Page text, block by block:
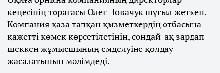
кеңесінің төрағасы Олег Новачук шұғыл жеткен.
Компания қаза тапқан қызметкердің отбасына
қажетті көмек көрсетілетінін, сондай-ақ зардап
шеккен жұмысшының емделуіне қолдау
жасалатынын мәлімдеді.